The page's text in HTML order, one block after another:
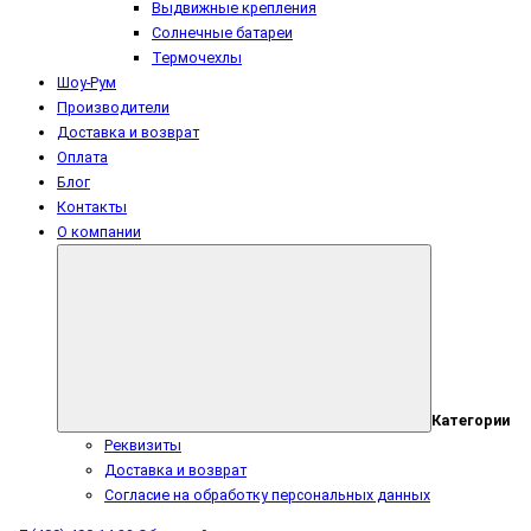
Выдвижные крепления
Солнечные батареи
Термочехлы
Шоу-Рум
Производители
Доставка и возврат
Оплата
Блог
Контакты
О компании
Категории
Реквизиты
Доставка и возврат
Согласие на обработку персональных данных